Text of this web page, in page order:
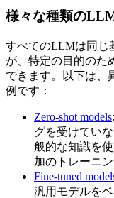
様々な種類の
すべてのLLMは同じ
が、特定の目的のた
できます。以下は、
例です：
Zero-shot models
グを受けてい
般的な知識を
加のトレーニ
Fine-tuned
汎用モデルを